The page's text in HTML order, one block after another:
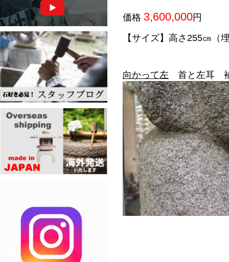
価格 3,600,000円
【サイズ】高さ255㎝（
向かって左 首と左耳